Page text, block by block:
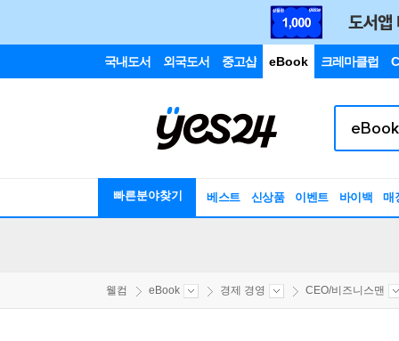
국내도서 외국도서 중고샵 eBook 크레마클럽
빠른분야찾기 베스트 신상품 이벤트 바이백 매
웰컴 eBook 경제 경영 CEO/비즈니스맨